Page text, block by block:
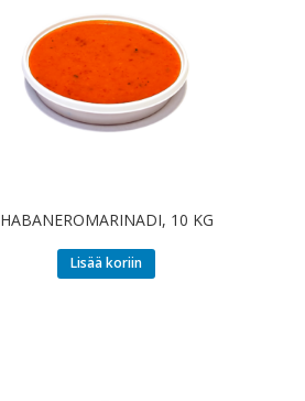
HABANEROMARINADI, 10 KG
Lisää koriin